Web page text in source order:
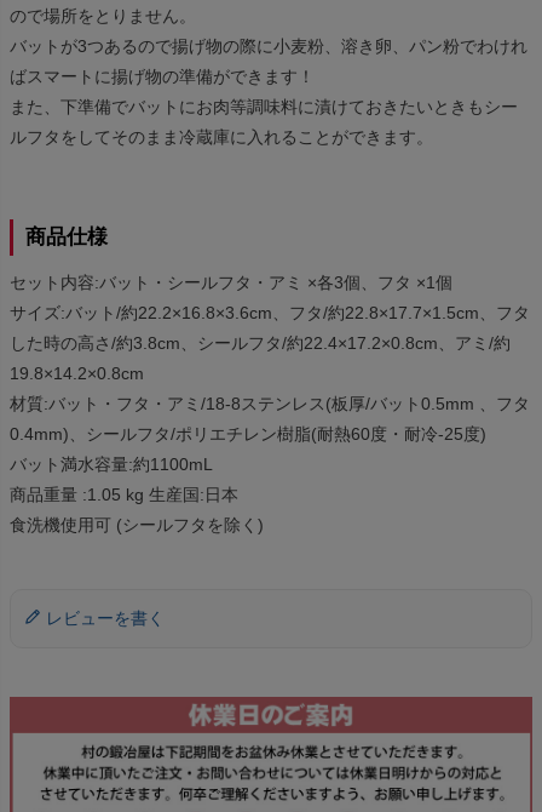
ので場所をとりません。
バットが3つあるので揚げ物の際に小麦粉、溶き卵、パン粉でわけれ
ばスマートに揚げ物の準備ができます！
また、下準備でバットにお肉等調味料に漬けておきたいときもシー
ルフタをしてそのまま冷蔵庫に入れることができます。
商品仕様
セット内容:バット・シールフタ・アミ ×各3個、フタ ×1個
サイズ:バット/約22.2×16.8×3.6cm、フタ/約22.8×17.7×1.5cm、フタ
した時の高さ/約3.8cm、シールフタ/約22.4×17.2×0.8cm、アミ/約
19.8×14.2×0.8cm
材質:バット・フタ・アミ/18-8ステンレス(板厚/バット0.5mm 、フタ
0.4mm)、シールフタ/ポリエチレン樹脂(耐熱60度・耐冷-25度)
バット満水容量:約1100mL
商品重量 :1.05 kg 生産国:日本
食洗機使用可 (シールフタを除く)
レビューを書く